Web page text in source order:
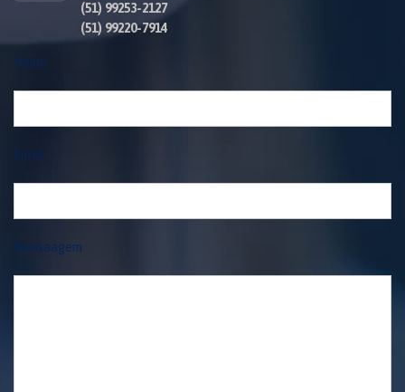
(51) 99253-2127
(51) 99220-7914
Nome
Email
Mensaagem